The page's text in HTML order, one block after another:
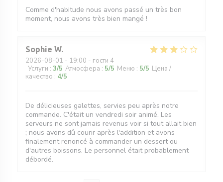
Comme d'habitude nous avons passé un très bon
moment, nous avons très bien mangé !
Sophie W
2026-08-01 - 19:00 - гости 4
Услуги : 3/5 Атмосфера : 5/5 Меню : 5/5 Цена /
качество : 4/5
De délicieuses galettes, servies peu après notre
commande. C'était un vendredi soir animé. Les
serveurs ne sont jamais revenus voir si tout allait bien
; nous avons dû courir après l'addition et avons
finalement renoncé à commander un dessert ou
d'autres boissons. Le personnel était probablement
débordé.